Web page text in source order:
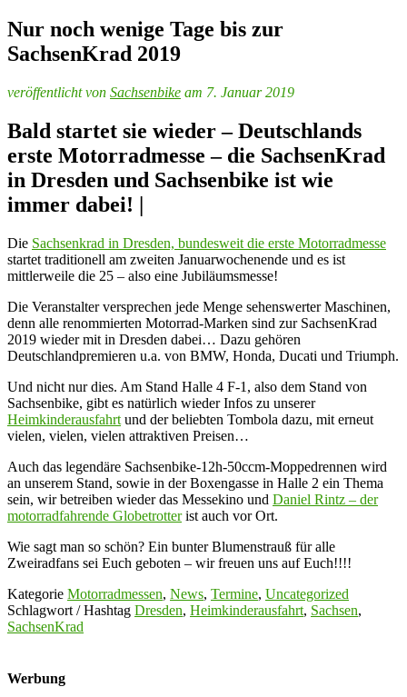
Nur noch wenige Tage bis zur
SachsenKrad 2019
veröffentlicht von Sachsenbike am 7. Januar 2019
Bald startet sie wieder – Deutschlands
erste Motorradmesse – die SachsenKrad
in Dresden und Sachsenbike ist wie
immer dabei! |
Die Sachsenkrad in Dresden, bundesweit die erste Motorradmesse
startet traditionell am zweiten Januarwochenende und es ist
mittlerweile die 25 – also eine Jubiläumsmesse!
Die Veranstalter versprechen jede Menge sehenswerter Maschinen,
denn alle renommierten Motorrad-Marken sind zur SachsenKrad
2019 wieder mit in Dresden dabei… Dazu gehören
Deutschlandpremieren u.a. von BMW, Honda, Ducati und Triumph.
Und nicht nur dies. Am Stand Halle 4 F-1, also dem Stand von
Sachsenbike, gibt es natürlich wieder Infos zu unserer
Heimkinderausfahrt und der beliebten Tombola dazu, mit erneut
vielen, vielen, vielen attraktiven Preisen…
Auch das legendäre Sachsenbike-12h-50ccm-Moppedrennen wird
an unserem Stand, sowie in der Boxengasse in Halle 2 ein Thema
sein, wir betreiben wieder das Messekino und Daniel Rintz – der
motorradfahrende Globetrotterist auch vor Ort.
Wie sagt man so schön? Ein bunter Blumenstrauß für alle
Zweiradfans sei Euch geboten – wir freuen uns auf Euch!!!!
Kategorie Motorradmessen, News, Termine, Uncategorized
Schlagwort / Hashtag Dresden, Heimkinderausfahrt, Sachsen,
SachsenKrad
Werbung